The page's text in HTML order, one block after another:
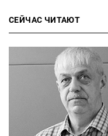
СЕЙЧАС ЧИТАЮТ